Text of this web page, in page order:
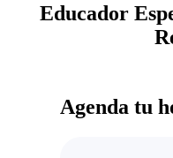
Educador
Agenda tu